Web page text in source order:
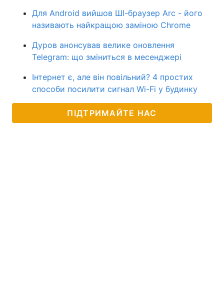
Для Android вийшов ШІ-браузер Arc - його
називають найкращою заміною Chrome
Дуров анонсував велике оновлення
Telegram: що зміниться в месенджері
Інтернет є, але він повільний? 4 простих
способи посилити сигнал Wi-Fi у будинку
ПІДТРИМАЙТЕ НАС